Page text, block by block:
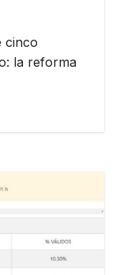
cinco
la reforma